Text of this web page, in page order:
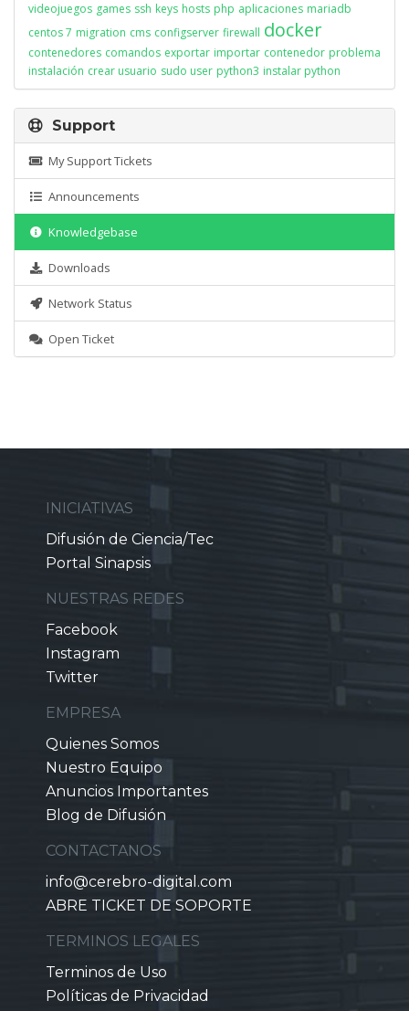
videojuegos games ssh keys hosts php aplicaciones mariadb
centos 7 migration cms configserver firewall docker
contenedores comandos exportar importar contenedor problema
instalación crear usuario sudo user python3 instalar python
Support
My Support Tickets
Announcements
Knowledgebase
Downloads
Network Status
Open Ticket
INICIATIVAS
Difusión de Ciencia/Tec
Portal Sinapsis
NUESTRAS REDES
Facebook
Instagram
Twitter
EMPRESA
Quienes Somos
Nuestro Equipo
Anuncios Importantes
Blog de Difusión
CONTACTANOS
info@cerebro-digital.com
ABRE TICKET DE SOPORTE
TERMINOS LEGALES
Terminos de Uso
Políticas de Privacidad